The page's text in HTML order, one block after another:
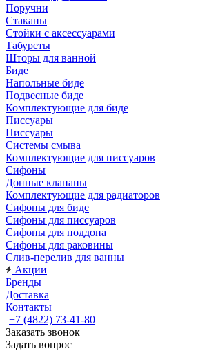
Поручни
Стаканы
Стойки с аксессуарами
Табуреты
Шторы для ванной
Биде
Напольные биде
Подвесные биде
Комплектующие для биде
Писсуары
Писсуары
Системы смыва
Комплектующие для писсуаров
Сифоны
Донные клапаны
Комплектующие для радиаторов
Сифоны для биде
Сифоны для писсуаров
Сифоны для поддона
Сифоны для раковины
Слив-перелив для ванны
Акции
Бренды
Доставка
Контакты
+7 (4822) 73-41-80
Заказать звонок
Задать вопрос